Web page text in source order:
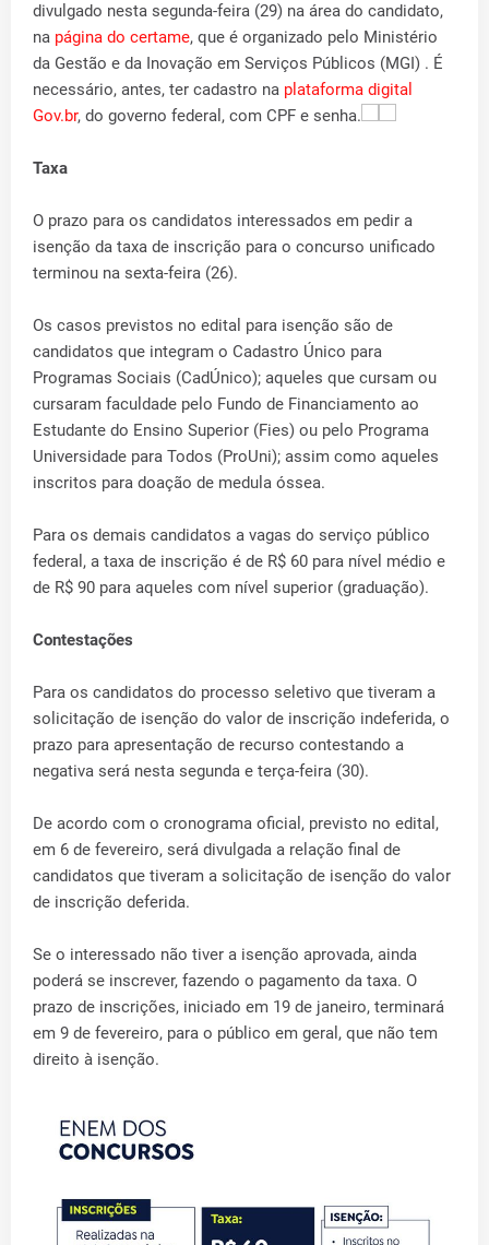
divulgado nesta segunda-feira (29) na área do candidato,
na página do certame, que é organizado pelo Ministério
da Gestão e da Inovação em Serviços Públicos (MGI) . É
necessário, antes, ter cadastro na plataforma digital
Gov.br, do governo federal, com CPF e senha.
Taxa
O prazo para os candidatos interessados em pedir a
isenção da taxa de inscrição para o concurso unificado
terminou na sexta-feira (26).
Os casos previstos no edital para isenção são de
candidatos que integram o Cadastro Único para
Programas Sociais (CadÚnico); aqueles que cursam ou
cursaram faculdade pelo Fundo de Financiamento ao
Estudante do Ensino Superior (Fies) ou pelo Programa
Universidade para Todos (ProUni); assim como aqueles
inscritos para doação de medula óssea.
Para os demais candidatos a vagas do serviço público
federal, a taxa de inscrição é de R$ 60 para nível médio e
de R$ 90 para aqueles com nível superior (graduação).
Contestações
Para os candidatos do processo seletivo que tiveram a
solicitação de isenção do valor de inscrição indeferida, o
prazo para apresentação de recurso contestando a
negativa será nesta segunda e terça-feira (30).
De acordo com o cronograma oficial, previsto no edital,
em 6 de fevereiro, será divulgada a relação final de
candidatos que tiveram a solicitação de isenção do valor
de inscrição deferida.
Se o interessado não tiver a isenção aprovada, ainda
poderá se inscrever, fazendo o pagamento da taxa. O
prazo de inscrições, iniciado em 19 de janeiro, terminará
em 9 de fevereiro, para o público em geral, que não tem
direito à isenção.